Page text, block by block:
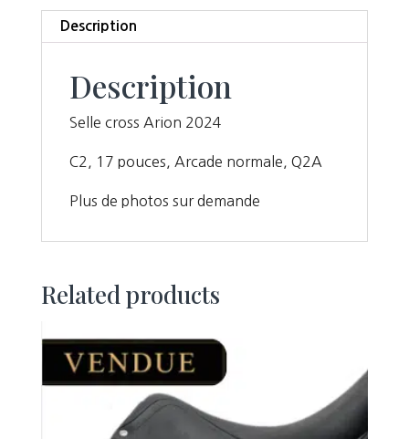
Description
Description
Selle cross Arion 2024
C2, 17 pouces, Arcade normale, Q2A
Plus de photos sur demande
Related products